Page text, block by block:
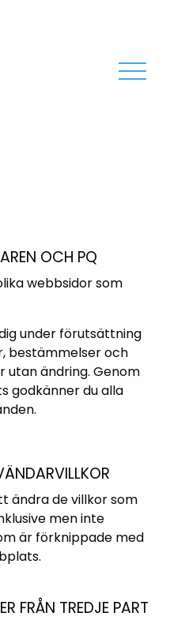
OCH PQ
webbsidor som
under förutsättning
bestämmelser och
utan ändring. Genom
godkänner du alla
ändra de villkor som
men inte
är förknippade med
FRÅN TREDJE PART